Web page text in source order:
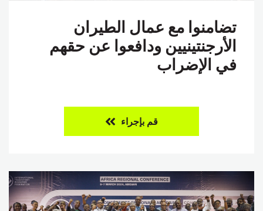
تضامنوا مع عمال الطيران
الأرجنتينيين ودافعوا عن حقهم
في الإضراب
قم بإجراء